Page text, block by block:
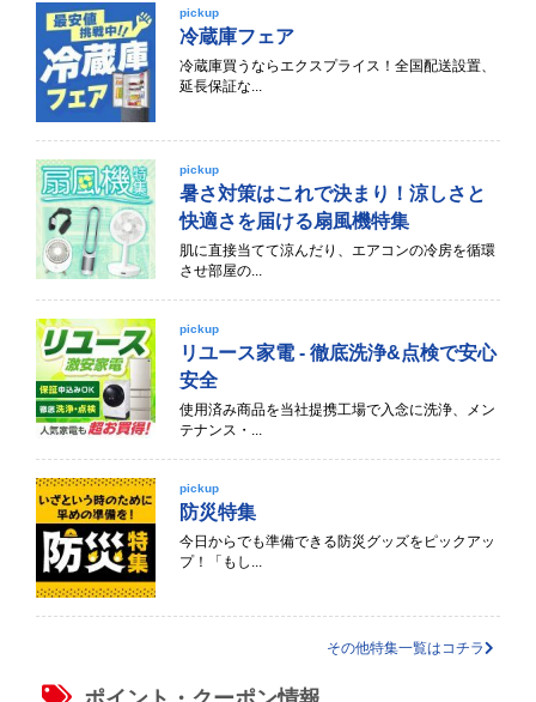
pickup
冷蔵庫フェア
冷蔵庫買うならエクスプライス！全国配送設置、
延長保証な...
pickup
暑さ対策はこれで決まり！涼しさと
快適さを届ける扇風機特集
肌に直接当てて涼んだり、エアコンの冷房を循環
させ部屋の...
pickup
リユース家電 - 徹底洗浄&点検で安心
安全
使用済み商品を当社提携工場で入念に洗浄、メン
テナンス・...
pickup
防災特集
今日からでも準備できる防災グッズをピックアッ
プ！「もし...
その他特集一覧はコチラ